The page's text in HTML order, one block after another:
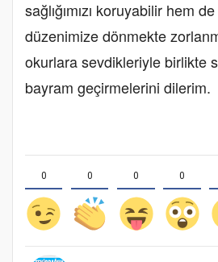
sağlığımızı koruyabilir hem
düzenimize dönmekte
okurlara sevdikleriyle birlikte
bayram geçirmelerini dilerim.
0 0 0 0